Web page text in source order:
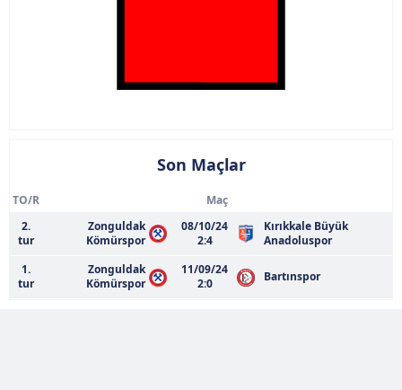
Son Maçlar
TO/R
Maç
2.
tur
Zonguldak
Kömürspor
08/10/24
2:4
Kırıkkale Büyük
Anadoluspor
1.
tur
Zonguldak
Kömürspor
11/09/24
2:0
Bartınspor